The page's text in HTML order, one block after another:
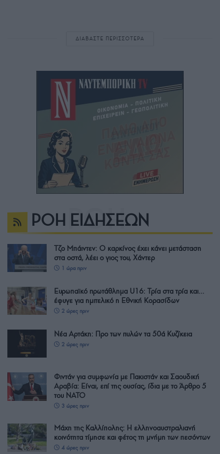
ΔΙΑΒΑΣΤΕ ΠΕΡΙΣΣΟΤΕΡΑ
ΡΟΗ ΕΙΔΗΣΕΩΝ
Τζο Μπάιντεν: Ο καρκίνος έχει κάνει μετάσταση
στα οστά, λέει ο γιος του, Χάντερ
1 ώρα πριν
Ευρωπαϊκό πρωτάθλημα U16: Τρία στα τρία και…
έφυγε για ημιτελικό η Εθνική Κορασίδων
2 ώρες πριν
Νέα Αρτάκη: Προ των πυλών τα 50ά Κυζίκεια
2 ώρες πριν
Φιντάν για συμφωνία με Πακιστάν και Σαουδική
Αραβία: Είναι, επί της ουσίας, ίδια με το Άρθρο 5
του ΝΑΤΟ
3 ώρες πριν
Μάχη της Καλλίπολης: Η ελληνοαυστραλιανή
κοινότητα τίμησε και φέτος τη μνήμη των πεσόντων
4 ώρες πριν